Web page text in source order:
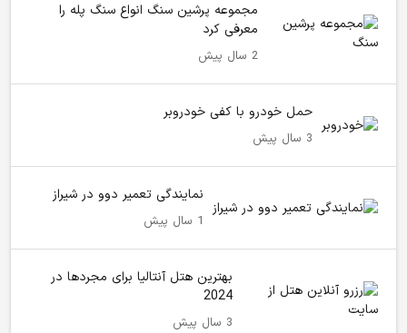
مجموعه پرشین سنگ انواع سنگ پله را
معرفی کرد
2 سال پیش
حمل خودرو با کفی خودروبر
3 سال پیش
نمایندگی تعمیر دوو در شیراز
1 سال پیش
بهترین هتل آنتالیا برای مجردها در
2024
3 سال پیش